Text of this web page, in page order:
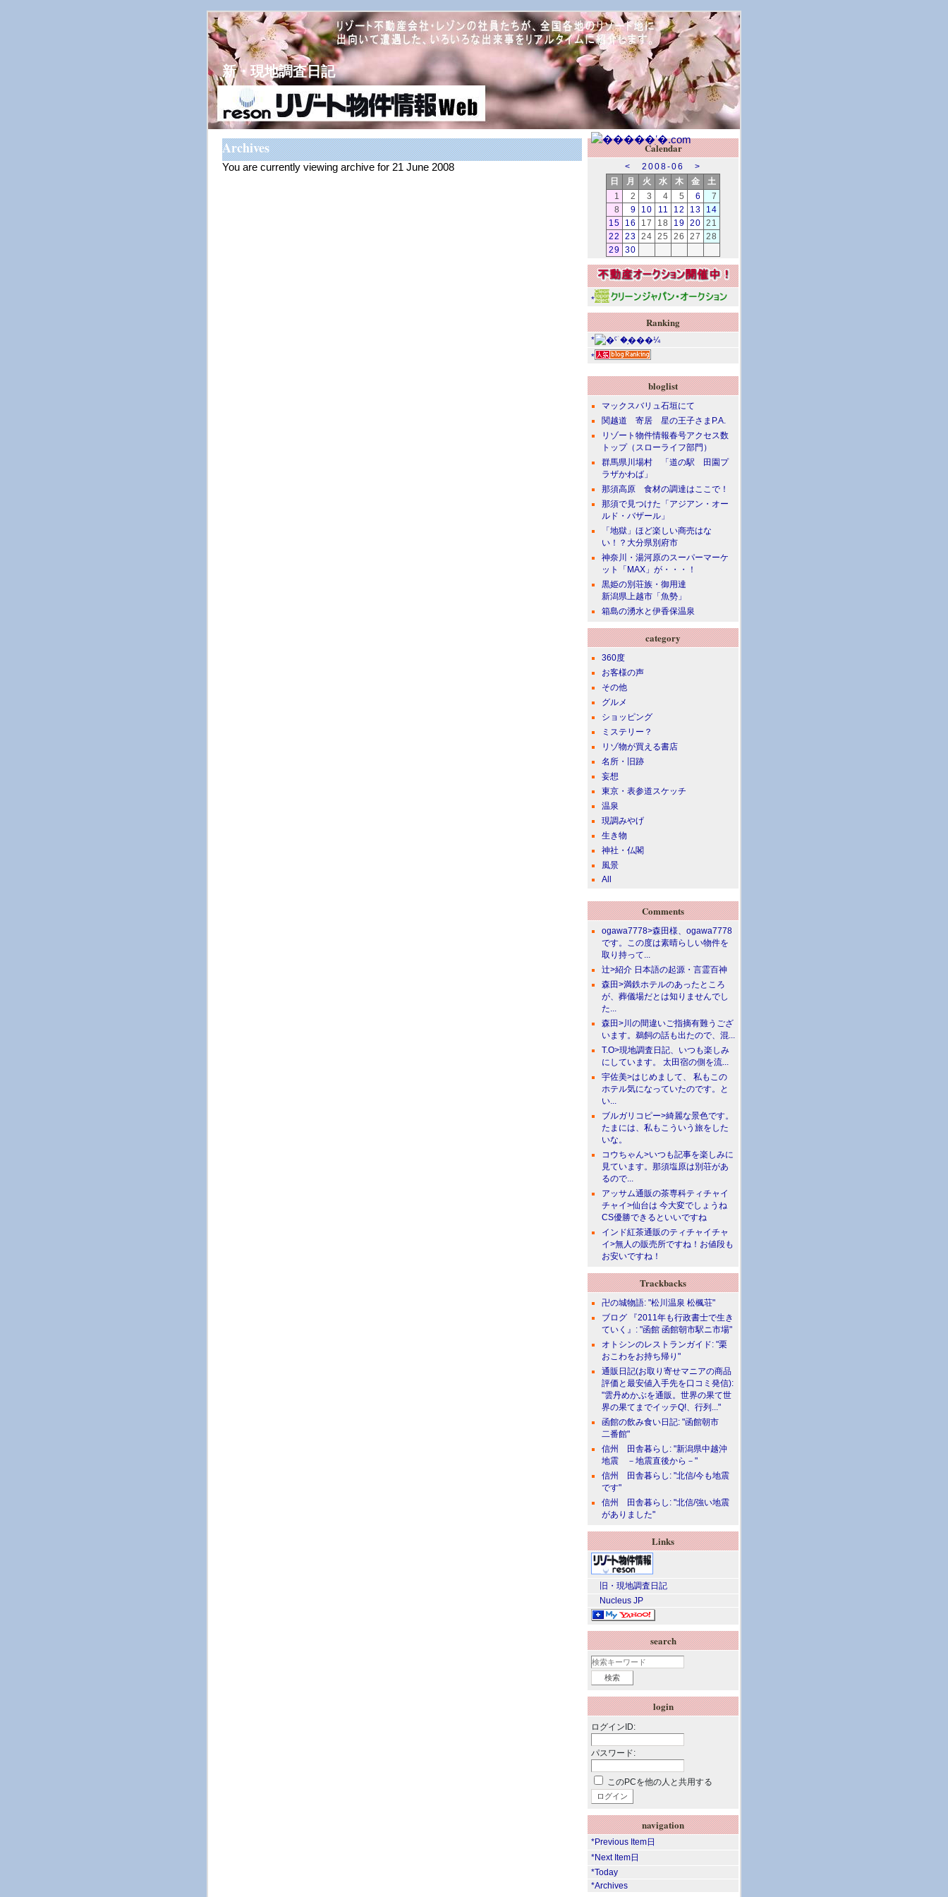
新・現地調査日記
Archives
You are currently viewing archive for 21 June 2008
Calendar
< 2008-06
>
日
月 火 水 木 金
土
1
2 3 4 5 6
7
8
9 10 11 12 13
14
15
16 17 18 19 20 21
22
23 24 25 26 27
28
29 30
*
Ranking
*
*
bloglist
マックスバリュ石垣にて
関越道 寄居 星の王子さまP.A.
リゾート物件情報春号アクセス数
トップ（スローライフ部門）
群馬県川場村 「道の駅 田園プ
ラザかわば」
那須高原 食材の調達はここで！
那須で見つけた「アジアン・オー
ルド・バザール」
「地獄」ほど楽しい商売はな
い！？大分県別府市
神奈川・湯河原のスーパーマーケ
ット「MAX」が・・・！
黒姫の別荘族・御用達
新潟県上越市「魚勢」
箱島の湧水と伊香保温泉
category
360度
お客様の声
その他
グルメ
ショッピング
ミステリー？
リゾ物が買える書店
名所・旧跡
妄想
東京・表参道スケッチ
温泉
現調みやげ
生き物
神社・仏閣
風景
All
Comments
ogawa7778>森田様、ogawa7778
です。この度は素晴らしい物件を
取り持って...
辻>紹介 日本語の起源・言霊百神
森田>満鉄ホテルのあったところ
が、葬儀場だとは知りませんでし
た...
森田>川の間違いご指摘有難うござ
います。鵜飼の話も出たので、混...
T.O>現地調査日記、いつも楽しみ
にしています。 太田宿の側を流...
宇佐美>はじめまして、 私もこの
ホテル気になっていたのです。と
い...
ブルガリコピー>綺麗な景色です。
たまには、私もこういう旅をした
いな。
コウちゃん>いつも記事を楽しみに
見ています。那須塩原は別荘があ
るので...
アッサム通販の茶専科ティチャイ
チャイ>仙台は 今大変でしょうね
CS優勝できるといいですね
インド紅茶通販のティチャイチャ
イ>無人の販売所ですね！お値段も
お安いですね！
Trackbacks
卍の城物語: "松川温泉 松楓荘"
ブログ 『2011年も行政書士で生き
ていく』: "函館 函館朝市駅ニ市場"
オトシンのレストランガイド: "栗
おこわをお持ち帰り"
通販日記(お取り寄せマニアの商品
評価と最安値入手先を口コミ発信):
"雲丹めかぶを通販。世界の果て世
界の果てまでイッテQ!、行列..."
函館の飲み食い日記: "函館朝市
二番館"
信州 田舎暮らし: "新潟県中越沖
地震 －地震直後から－"
信州 田舎暮らし: "北信/今も地震
です"
信州 田舎暮らし: "北信/強い地震
がありました"
Links
旧・現地調査日記
Nucleus JP
search
login
ログインID:
パスワード:
このPCを他の人と共用する
navigation
*Previous Item日
*Next Item日
*Today
*Archives